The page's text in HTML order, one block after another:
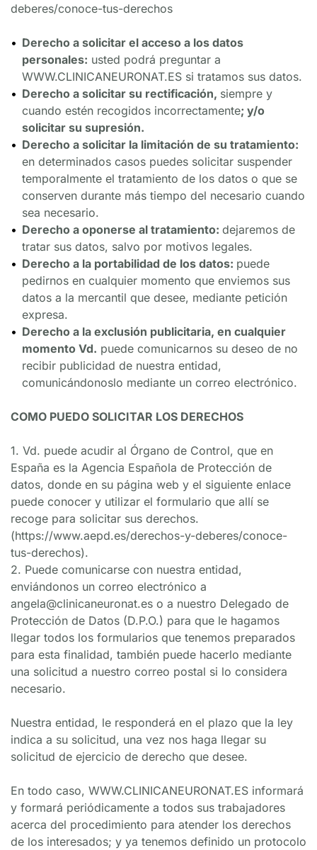
deberes/conoce-tus-derechos
Derecho a solicitar el acceso a los datos
personales: usted podrá preguntar a
WWW.CLINICANEURONAT.ES si tratamos sus datos.
Derecho a solicitar su rectificación, siempre y
cuando estén recogidos incorrectamente; y/o
solicitar su supresión.
en determinados casos puedes solicitar suspender
temporalmente el tratamiento de los datos o que se
conserven durante más tiempo del necesario cuando
sea necesario.
Derecho a oponerse al tratamiento: dejaremos de
tratar sus datos, salvo por motivos legales.
Derecho a la portabilidad de los datos: puede
pedirnos en cualquier momento que enviemos sus
datos a la mercantil que desee, mediante petición
expresa.
Derecho a la exclusión publicitaria, en cualquier
momento Vd. puede comunicarnos su deseo de no
recibir publicidad de nuestra entidad,
comunicándonoslo mediante un correo electrónico.
COMO PUEDO SOLICITAR LOS DERECHOS
1. Vd. puede acudir al Órgano de Control, que en
España es la Agencia Española de Protección de
datos, donde en su página web y el siguiente enlace
puede conocer y utilizar el formulario que allí se
recoge para solicitar sus derechos.
(https://www.aepd.es/derechos-y-deberes/conoce-
tus-derechos).
2. Puede comunicarse con nuestra entidad,
enviándonos un correo electrónico a
angela@clinicaneuronat.es o a nuestro Delegado de
Protección de Datos (D.P.O.) para que le hagamos
llegar todos los formularios que tenemos preparados
para esta finalidad, también puede hacerlo mediante
una solicitud a nuestro correo postal si lo considera
necesario.
Nuestra entidad, le responderá en el plazo que la ley
indica a su solicitud, una vez nos haga llegar su
solicitud de ejercicio de derecho que desee.
En todo caso, WWW.CLINICANEURONAT.ES informará
y formará periódicamente a todos sus trabajadores
acerca del procedimiento para atender los derechos
de los interesados; y ya tenemos definido un protocolo